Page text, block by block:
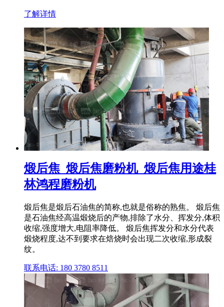
了解详情
煅后焦_煅后焦磨粉机_煅后焦用途桂
林鸿程磨粉机
煅后焦是煅后石油焦的简称,也就是俗称的熟焦。 煅后焦
是石油焦经高温煅烧后的产物,排除了水分、挥发分,体积
收缩,强度增大,电阻率降低。 煅后焦挥发分和水分代表
煅烧程度,达不到要求在焙烧时会出现二次收缩,形成裂
纹。
联系电话: 180 3780 8511